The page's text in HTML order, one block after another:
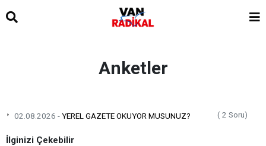
Anketler
02.08.2026 -YEREL GAZETE OKUYOR MUSUNUZ? ( 2 Soru)
İlginizi Çekebilir